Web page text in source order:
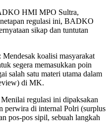
HMI MPO Sultra,
regulasi ini, BADKO
sikap dan tuntutan
koalisi masyarakat
segera memasukkan poin
salah satu materi utama dalam
di MK.
regulasi ini dipaksakan
perwira di internal Polri (surplus
pos-pos sipil, sebuah langkah